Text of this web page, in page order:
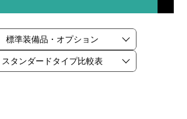
標準装備品・オプション
スタンダードタイプ比較表